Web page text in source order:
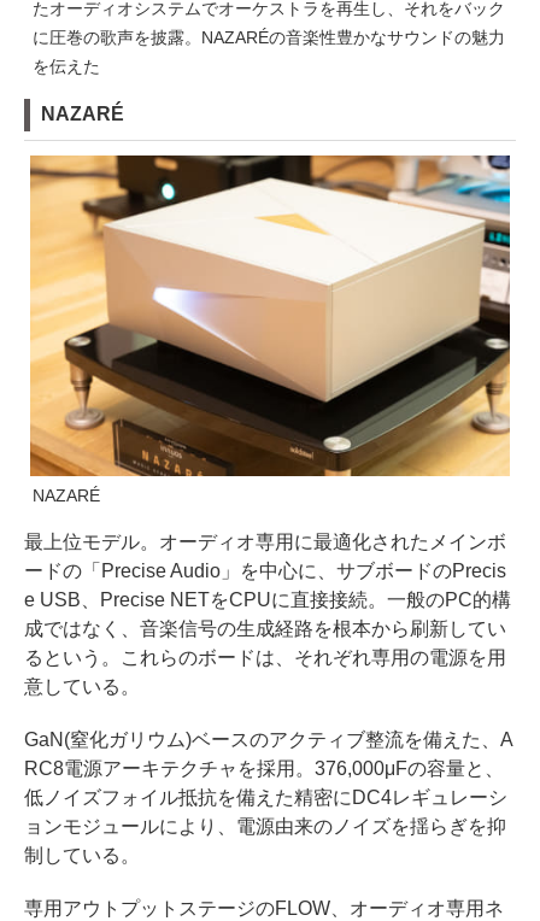
たオーディオシステムでオーケストラを再生し、それをバック
に圧巻の歌声を披露。NAZARÉの音楽性豊かなサウンドの魅力
を伝えた
NAZARÉ
NAZARÉ
最上位モデル。オーディオ専用に最適化されたメインボ
ードの「Precise Audio」を中心に、サブボードのPrecis
e USB、Precise NETをCPUに直接接続。一般のPC的構
成ではなく、音楽信号の生成経路を根本から刷新してい
るという。これらのボードは、それぞれ専用の電源を用
意している。
GaN(窒化ガリウム)ベースのアクティブ整流を備えた、A
RC8電源アーキテクチャを採用。376,000μFの容量と、
低ノイズフォイル抵抗を備えた精密にDC4レギュレーシ
ョンモジュールにより、電源由来のノイズを揺らぎを抑
制している。
専用アウトプットステージのFLOW、オーディオ専用ネ